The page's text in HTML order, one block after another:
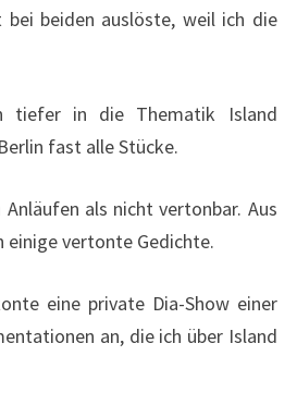
beiden auslöste, weil ich die
tiefer in die Thematik Island
fast alle Stücke.
als nicht vertonbar. Aus
einige vertonte Gedichte.
eine private Dia-Show einer
an, die ich über Island